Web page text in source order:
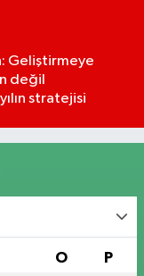
Geliştirmeye
değil
stratejisi
O P